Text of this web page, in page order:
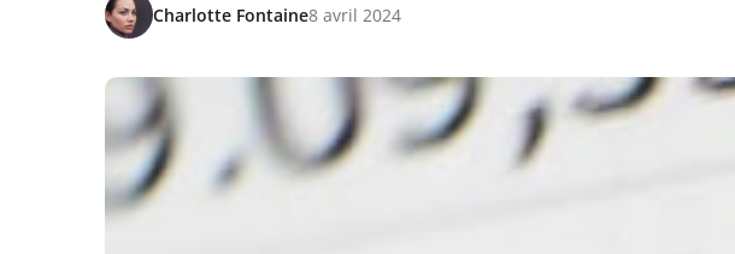
Charlotte Fontaine8 avril 2024